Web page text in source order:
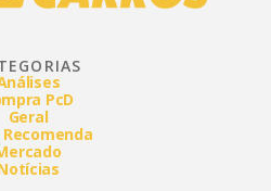
PcD
Geral
Recomenda